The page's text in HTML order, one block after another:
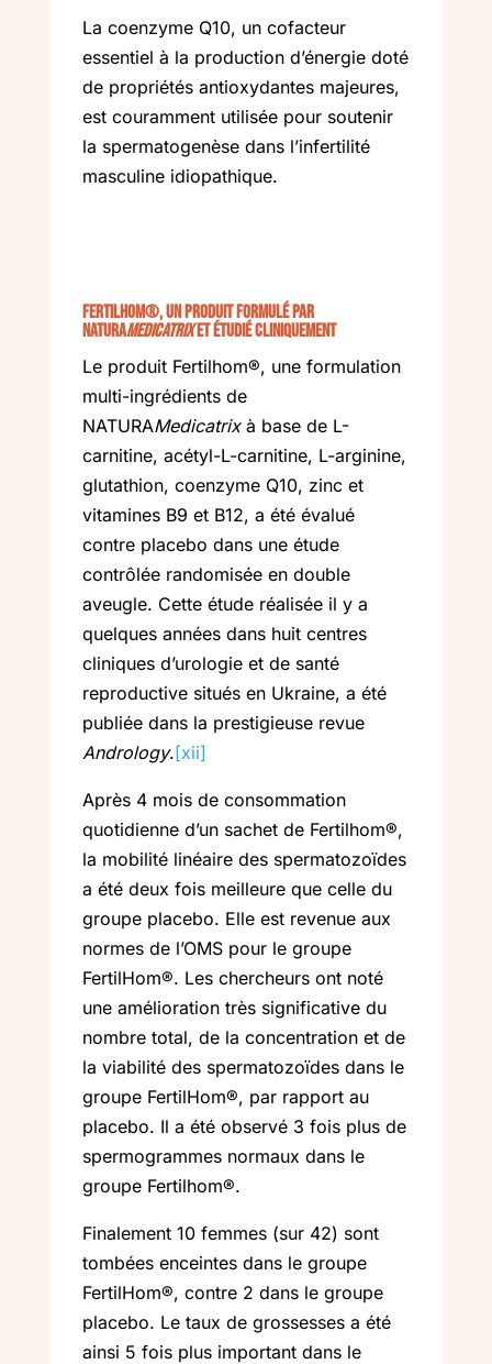
La coenzyme Q10, un cofacteur
essentiel à la production d’énergie doté
de propriétés antioxydantes majeures,
est couramment utilisée pour soutenir
la spermatogenèse dans l’infertilité
masculine idiopathique.
Fertilhom®, un produit formulé par
NATURAMedicatrixet étudié cliniquement
Le produit Fertilhom®, une formulation
multi-ingrédients de
NATURAMedicatrixà base de L-
carnitine, acétyl-L-carnitine, L-arginine,
glutathion, coenzyme Q10, zinc et
vitamines B9 et B12, a été évalué
contre placebo dans une étude
contrôlée randomisée en double
aveugle. Cette étude réalisée il y a
quelques années dans huit centres
cliniques d’urologie et de santé
reproductive situés en Ukraine, a été
publiée dans la prestigieuse revue
Andrology.[xii]
Après 4 mois de consommation
quotidienne d’un sachet de Fertilhom®,
la mobilité linéaire des spermatozoïdes
a été deux fois meilleure que celle du
groupe placebo. Elle est revenue aux
normes de l’OMS pour le groupe
FertilHom®. Les chercheurs ont noté
une amélioration très significative du
nombre total, de la concentration et de
la viabilité des spermatozoïdes dans le
groupe FertilHom®, par rapport au
placebo. Il a été observé 3 fois plus de
spermogrammes normaux dans le
groupe Fertilhom®.
Finalement 10 femmes (sur 42) sont
tombées enceintes dans le groupe
FertilHom®, contre 2 dans le groupe
placebo. Le taux de grossesses a été
ainsi 5 fois plus important dans le